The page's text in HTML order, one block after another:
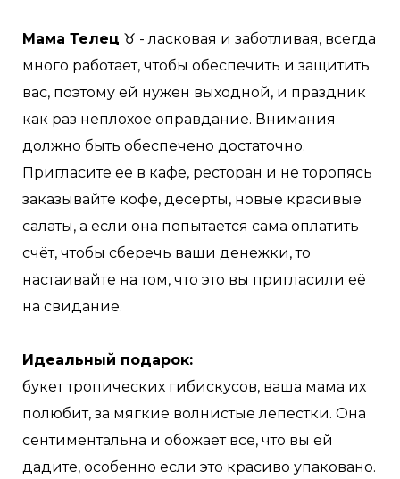
Мама Телец ♉️ - ласковая и заботливая, всегда
много работает, чтобы обеспечить и защитить
вас, поэтому ей нужен выходной, и праздник
как раз неплохое оправдание. Внимания
должно быть обеспечено достаточно.
Пригласите ее в кафе, ресторан и не торопясь
заказывайте кофе, десерты, новые красивые
салаты, а если она попытается сама оплатить
счёт, чтобы сберечь ваши денежки, то
настаивайте на том, что это вы пригласили её
на свидание.
Идеальный подарок:
букет тропических гибискусов, ваша мама их
полюбит, за мягкие волнистые лепестки. Она
сентиментальна и обожает все, что вы ей
дадите, особенно если это красиво упаковано.